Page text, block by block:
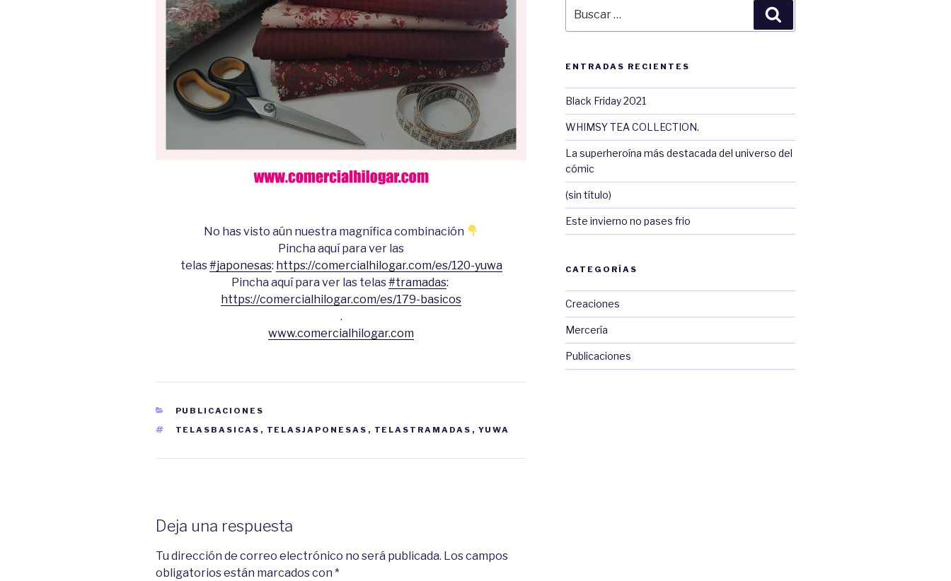
No has visto aún nuestra magnífica combinación
Pincha aquí para ver las
telas#japonesas: https://comercialhilogar.com/es/120-yuwa
Pincha aquí para ver las telas#tramadas:
https://comercialhilogar.com/es/179-basicos
.
www.comercialhilogar.com
CATEGORÍAS
PUBLICACIONES
ETIQUETAS
TELASBASICAS , TELASJAPONESAS , TELASTRAMADAS , YUWA
Deja una respuesta
Tu dirección de correo electrónico no será publicada. Los campos
obligatorios están marcados con *
por:
ENTRADAS RECIENTES
Black Friday 2021
WHIMSY TEA COLLECTION.
La superheroína más destacada del universo del
cómic
(sin título)
Este invierno no pases frio
CATEGORÍAS
Creaciones
Mercería
Publicaciones